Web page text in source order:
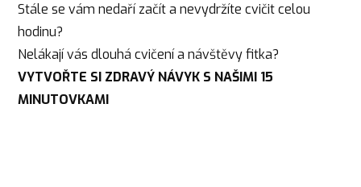
Stále se vám nedaří začít a nevydržíte cvičit celou
hodinu?
Nelákají vás dlouhá cvičení a návštěvy fitka?
VYTVOŘTE SI ZDRAVÝ NÁVYK S NAŠIMI 15
MINUTOVKAMI